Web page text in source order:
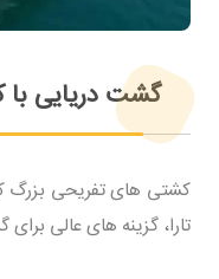
گشت دریایی
کشتی های تفریحی بزرگ
تارا، گزینه های عالی